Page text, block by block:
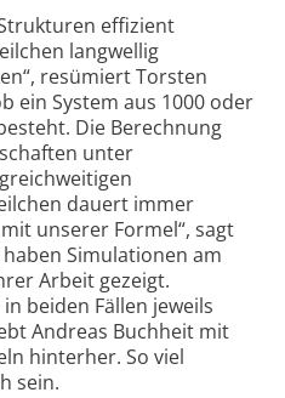
effizient
langwellig
resümiert Torsten
ein System aus 1000 oder
Die Berechnung
unter
dauert immer
unserer Formel“, sagt
Simulationen am
Arbeit gezeigt.
beiden Fällen jeweils
Andreas Buchheit mit
hinterher. So viel
sein.